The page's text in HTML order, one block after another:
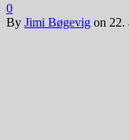
0
By Jimi Bøgevig on 22.